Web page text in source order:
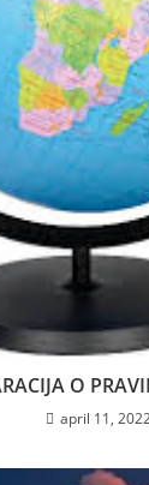
O
april 11,